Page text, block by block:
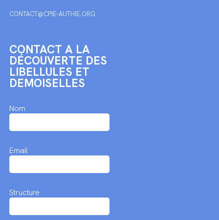
CONTACT@CPIE-AUTHIE.ORG
CONTACT A LA
DÉCOUVERTE DES
LIBELLULES ET
DEMOISELLES
Nom
Email
Structure